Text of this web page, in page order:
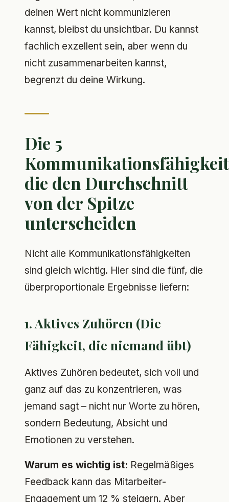
deinen Wert nicht kommunizieren
kannst, bleibst du unsichtbar. Du kannst
fachlich exzellent sein, aber wenn du
nicht zusammenarbeiten kannst,
begrenzt du deine Wirkung.
Die 5
die den Durchschnitt
von der Spitze
unterscheiden
Nicht alle Kommunikationsfähigkeiten
sind gleich wichtig. Hier sind die fünf, die
überproportionale Ergebnisse liefern:
1. Aktives Zuhören (Die
Fähigkeit, die niemand übt)
Aktives Zuhören bedeutet, sich voll und
ganz auf das zu konzentrieren, was
jemand sagt – nicht nur Worte zu hören,
sondern Bedeutung, Absicht und
Emotionen zu verstehen.
Warum es wichtig ist: Regelmäßiges
Feedback kann das Mitarbeiter-
Engagement um 12 % steigern. Aber